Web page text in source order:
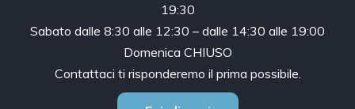
19:30
Sabato dalle 8:30 alle 12:30 – dalle 14:30 alle 19:00
Domenica CHIUSO
Contattaci ti risponderemo il prima possibile.